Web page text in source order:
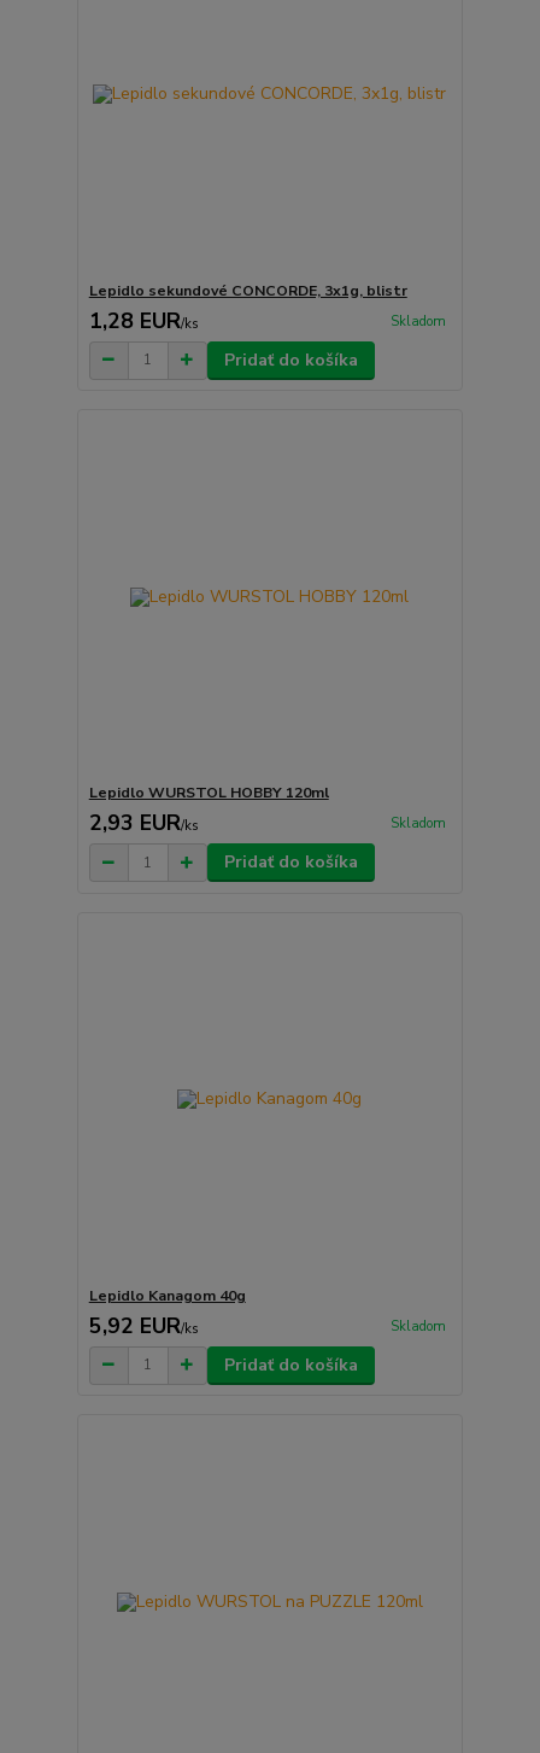
Lepidlo sekundové CONCORDE, 3x1g, blistr
1,28 EUR/ks Skladom
Pridať do košíka
Lepidlo WURSTOL HOBBY 120ml
2,93 EUR/ks Skladom
Pridať do košíka
Lepidlo Kanagom 40g
5,92 EUR/ks Skladom
Pridať do košíka